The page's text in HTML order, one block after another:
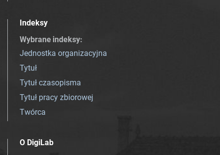
Indeksy
Wybrane indeksy:
Jednostka organizacyjna
Tytuł
Tytuł czasopisma
Tytuł pracy zbiorowej
Twórca
O DigiLab